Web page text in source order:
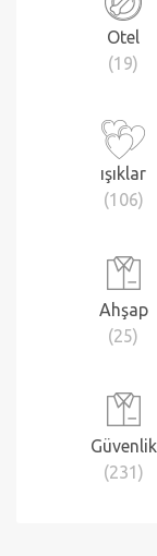
Otel
(19)
ışıklar
(106)
Ahşap
(25)
Güvenlik
(231)